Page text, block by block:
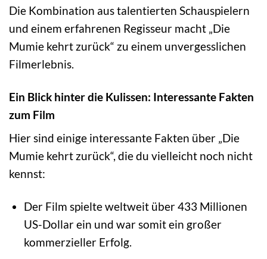
Die Kombination aus talentierten Schauspielern
und einem erfahrenen Regisseur macht „Die
Mumie kehrt zurück“ zu einem unvergesslichen
Filmerlebnis.
Ein Blick hinter die Kulissen: Interessante Fakten
zum Film
Hier sind einige interessante Fakten über „Die
Mumie kehrt zurück“, die du vielleicht noch nicht
kennst:
Der Film spielte weltweit über 433 Millionen
US-Dollar ein und war somit ein großer
kommerzieller Erfolg.